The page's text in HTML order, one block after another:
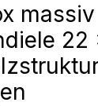
massiv
22